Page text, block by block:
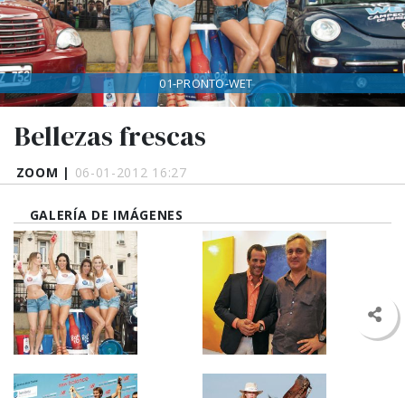
ZOOM | 06-01-2012 16:27
Bellezas frescas
01-PRONTO-WET
GALERÍA DE IMÁGENES